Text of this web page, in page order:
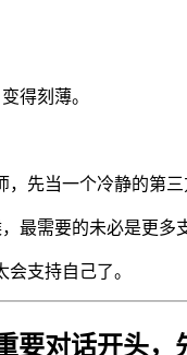
得刻薄。
先当一个冷静的第三
最需要的未必是更多
支持自己了。
要对话开头，